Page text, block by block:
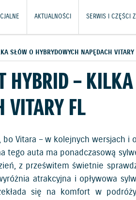
AKTUALNOŚCI SERWIS I CZĘŚCI
SŁÓW O HYBRYDOWYCH NAPĘDACH VITARY
HYBRID –
VITARY FL
Vitara – w kolejnych wersjach i
tego auta ma ponadczasową
z prześwitem świetnie
atrakcyjna i opływowa
się na komfort w